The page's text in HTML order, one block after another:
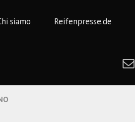
siamo Reifenpresse.de